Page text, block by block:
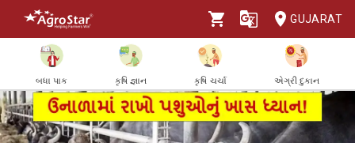
GUJARAT
બધા પાક કૃષિ જ્ઞાન કૃષિ ચર્ચા એગ્રી દુકાન